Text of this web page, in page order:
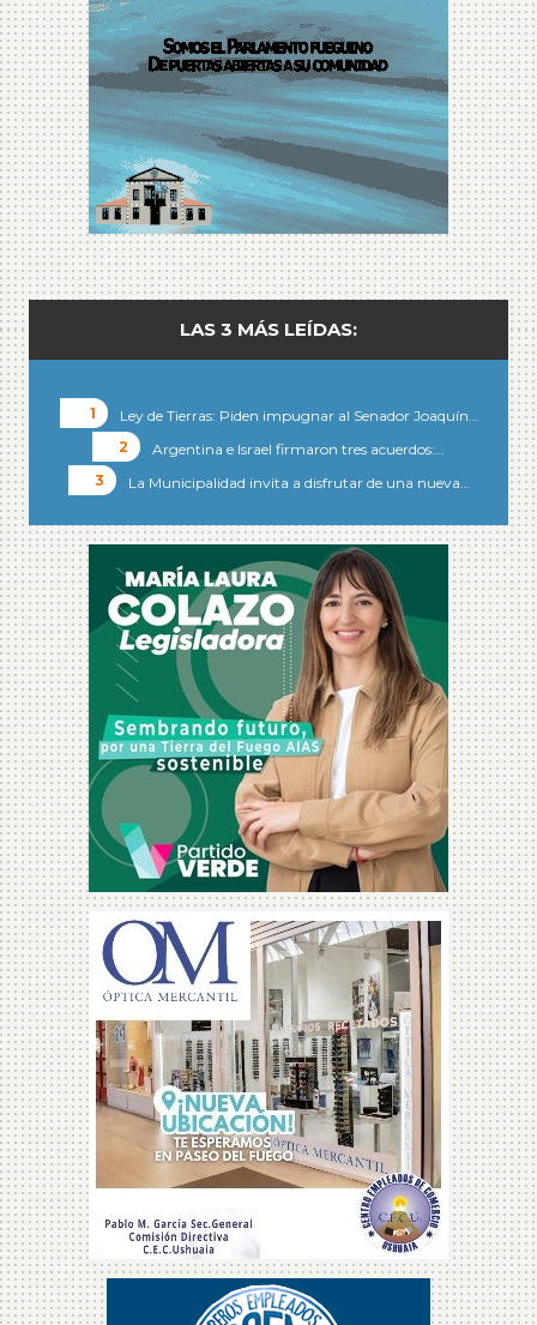
LAS 3 MÁS LEÍDAS:
Ley de Tierras: Piden impugnar al Senador Joaquín…
Argentina e Israel firmaron tres acuerdos:…
La Municipalidad invita a disfrutar de una nueva…